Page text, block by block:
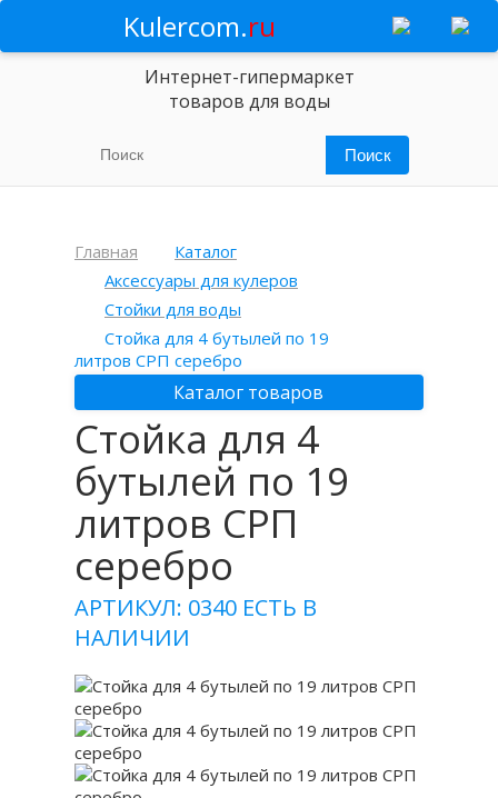
Kulercom.ru
Интернет-гипермаркет
товаров для воды
Главная
Каталог
Аксессуары для кулеров
Стойки для воды
Стойка для 4 бутылей по 19
литров СРП серебро
Каталог товаров
Стойка для 4
бутылей по 19
литров СРП
серебро
АРТИКУЛ: 0340 ЕСТЬ В
НАЛИЧИИ